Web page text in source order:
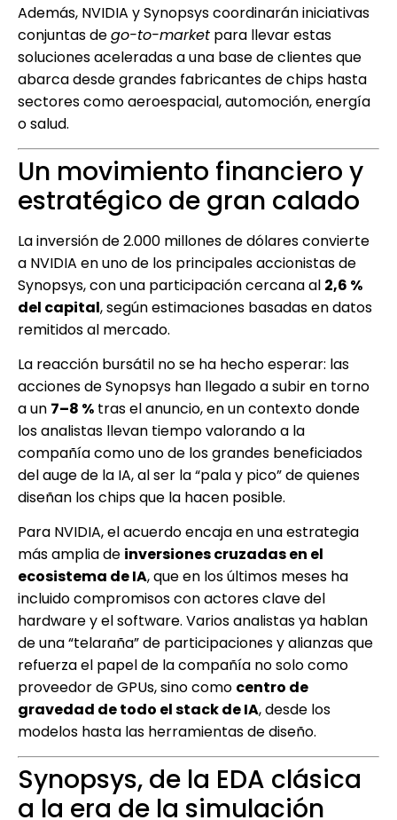
Además, NVIDIA y Synopsys coordinarán iniciativas
conjuntas dego-to-market para llevar estas
soluciones aceleradas a una base de clientes que
abarca desde grandes fabricantes de chips hasta
sectores como aeroespacial, automoción, energía
o salud.
Un movimiento financiero y
estratégico de gran calado
La inversión de 2.000 millones de dólares convierte
a NVIDIA en uno de los principales accionistas de
Synopsys, con una participación cercana al 2,6 %
del capital, según estimaciones basadas en datos
remitidos al mercado.
La reacción bursátil no se ha hecho esperar: las
acciones de Synopsys han llegado a subir en torno
a un 7–8 % tras el anuncio, en un contexto donde
los analistas llevan tiempo valorando a la
compañía como uno de los grandes beneficiados
del auge de la IA, al ser la “pala y pico” de quienes
diseñan los chips que la hacen posible.
Para NVIDIA, el acuerdo encaja en una estrategia
más amplia de inversiones cruzadas en el
ecosistema de IA, que en los últimos meses ha
incluido compromisos con actores clave del
hardware y el software. Varios analistas ya hablan
de una “telaraña” de participaciones y alianzas que
refuerza el papel de la compañía no solo como
proveedor de GPUs, sino como centro de
gravedad de todo el stack de IA, desde los
modelos hasta las herramientas de diseño.
Synopsys, de la EDA clásica
a la era de la simulación